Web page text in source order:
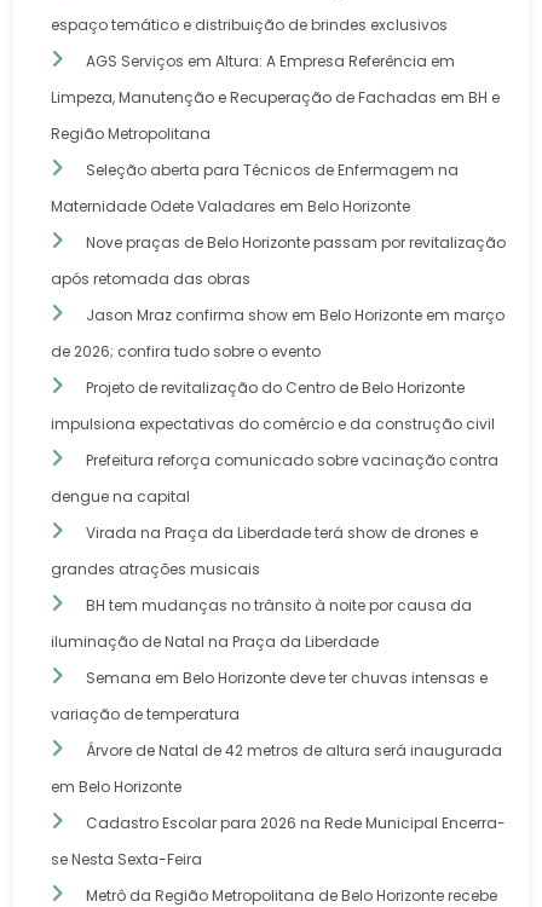
espaço temático e distribuição de brindes exclusivos
AGS Serviços em Altura: A Empresa Referência em
Limpeza, Manutenção e Recuperação de Fachadas em BH e
Região Metropolitana
Seleção aberta para Técnicos de Enfermagem na
Maternidade Odete Valadares em Belo Horizonte
Nove praças de Belo Horizonte passam por revitalização
após retomada das obras
Jason Mraz confirma show em Belo Horizonte em março
de 2026; confira tudo sobre o evento
Projeto de revitalização do Centro de Belo Horizonte
impulsiona expectativas do comércio e da construção civil
Prefeitura reforça comunicado sobre vacinação contra
dengue na capital
Virada na Praça da Liberdade terá show de drones e
grandes atrações musicais
BH tem mudanças no trânsito à noite por causa da
iluminação de Natal na Praça da Liberdade
Semana em Belo Horizonte deve ter chuvas intensas e
variação de temperatura
Árvore de Natal de 42 metros de altura será inaugurada
em Belo Horizonte
Cadastro Escolar para 2026 na Rede Municipal Encerra-
se Nesta Sexta-Feira
Metrô da Região Metropolitana de Belo Horizonte recebe